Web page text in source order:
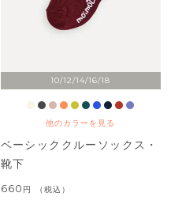
10/12/14/16/18
他のカラーを見る
ベーシッククルーソックス・
靴下
660 税込